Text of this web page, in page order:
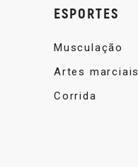
ESPORTES
Musculação
Artes marciais
Corrida